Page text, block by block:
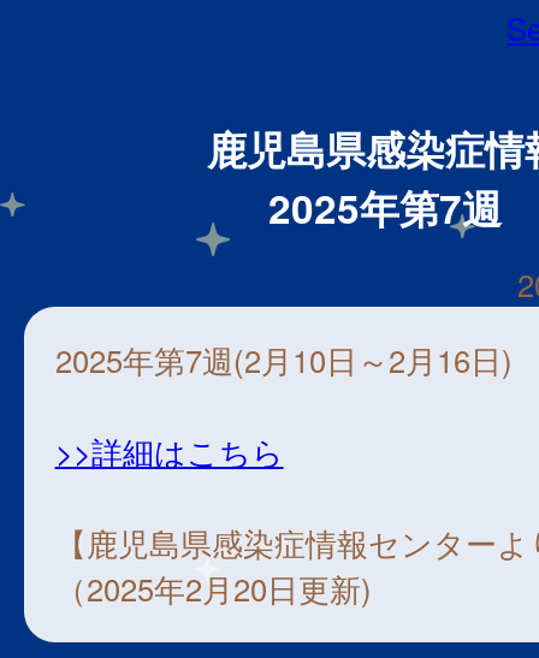
鹿児島県感染症情
2025年第7週
2025年第7週(2月10日～2月16日)
>>詳細はこちら
【鹿児島県感染症情報センター
（2025年2月20日更新)